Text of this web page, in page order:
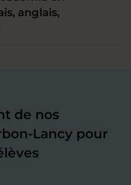
anglais,
de nos
Lancy pour